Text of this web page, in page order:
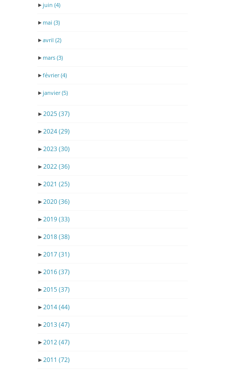
► juin (4)
► mai (3)
►avril (2)
► mars (3)
►février(4)
► janvier(5)
►2025(37)
►2024(29)
►2023 (30)
►2022(36)
►2021 (25)
►2020(36)
►2019(33)
►2018(38)
►2017(31)
►2016(37)
►2015(37)
►2014(44)
►2013 (47)
►2012(47)
►2011 (72)